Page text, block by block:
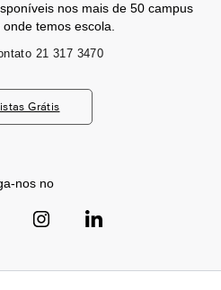
nos mais de 50 campus
temos escola.
21 317 3470
Grátis
nos no